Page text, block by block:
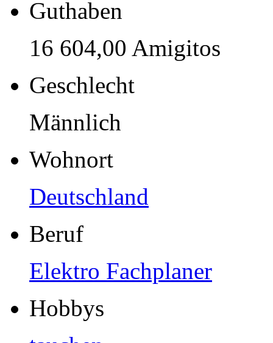
Guthaben
16 604,00 Amigitos
Geschlecht
Männlich
Wohnort
Deutschland
Beruf
Elektro Fachplaner
Hobbys